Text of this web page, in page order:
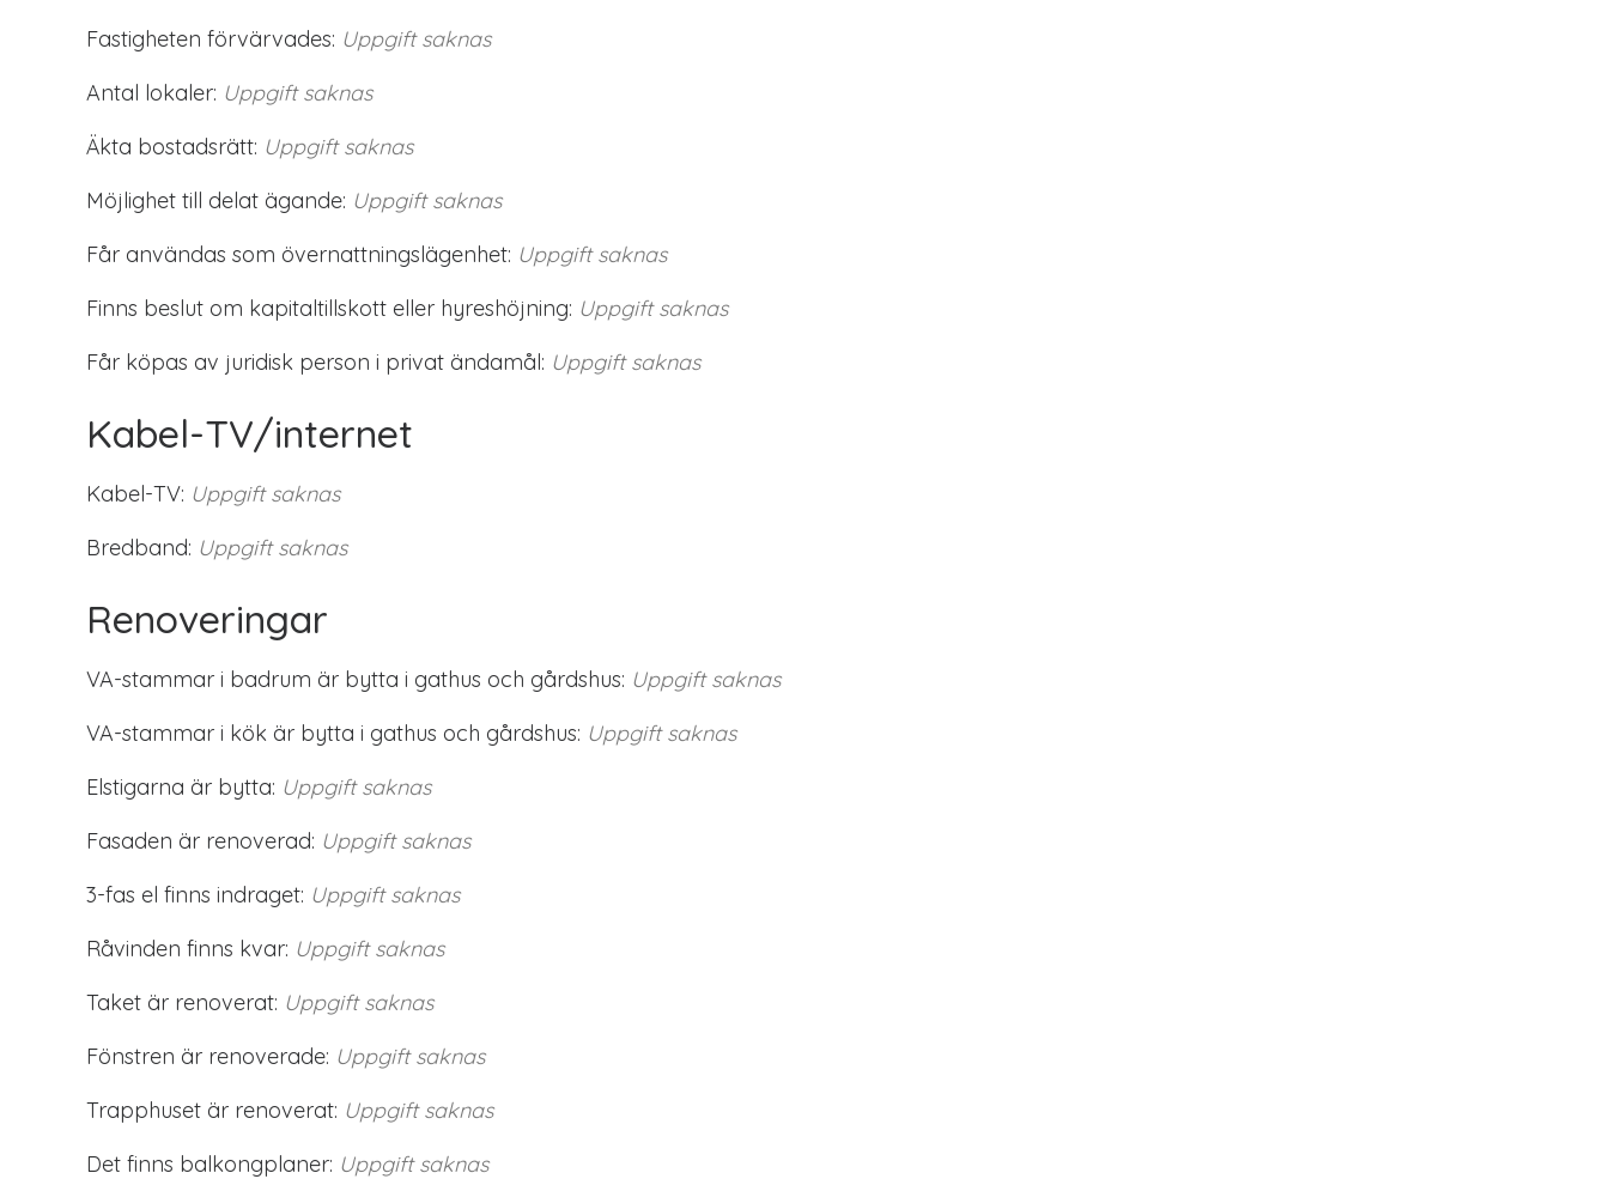
Fastigheten förvärvades: Uppgift saknas
Antal lokaler: Uppgift saknas
Äkta bostadsrätt: Uppgift saknas
Möjlighet till delat ägande: Uppgift saknas
Får användas som övernattningslägenhet: Uppgift saknas
Finns beslut om kapitaltillskott eller hyreshöjning: Uppgift saknas
Får köpas av juridisk person i privat ändamål: Uppgift saknas
Kabel-TV/internet
Kabel-TV: Uppgift saknas
Bredband: Uppgift saknas
Renoveringar
VA-stammar i badrum är bytta i gathus och gårdshus: Uppgift saknas
VA-stammar i kök är bytta i gathus och gårdshus: Uppgift saknas
Elstigarna är bytta: Uppgift saknas
Fasaden är renoverad: Uppgift saknas
3-fas el finns indraget: Uppgift saknas
Råvinden finns kvar: Uppgift saknas
Taket är renoverat: Uppgift saknas
Fönstren är renoverade: Uppgift saknas
Trapphuset är renoverat: Uppgift saknas
Det finns balkongplaner: Uppgift saknas